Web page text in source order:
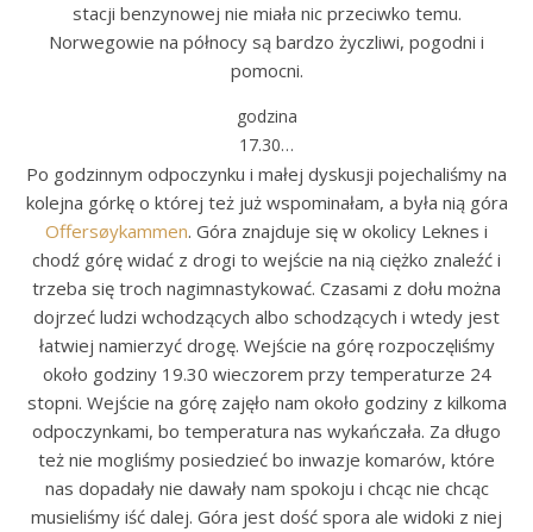
stacji benzynowej nie miała nic przeciwko temu.
Norwegowie na północy są bardzo życzliwi, pogodni i
pomocni.
godzina
17.30…
Po godzinnym odpoczynku i małej dyskusji pojechaliśmy na
kolejna górkę o której też już wspominałam, a była nią góra
Offersøykammen. Góra znajduje się w okolicy Leknes i
chodź górę widać z drogi to wejście na nią ciężko znaleźć i
trzeba się troch nagimnastykować. Czasami z dołu można
dojrzeć ludzi wchodzących albo schodzących i wtedy jest
łatwiej namierzyć drogę. Wejście na górę rozpoczęliśmy
około godziny 19.30 wieczorem przy temperaturze 24
stopni. Wejście na górę zajęło nam około godziny z kilkoma
odpoczynkami, bo temperatura nas wykańczała. Za długo
też nie mogliśmy posiedzieć bo inwazje komarów, które
nas dopadały nie dawały nam spokoju i chcąc nie chcąc
musieliśmy iść dalej. Góra jest dość spora ale widoki z niej